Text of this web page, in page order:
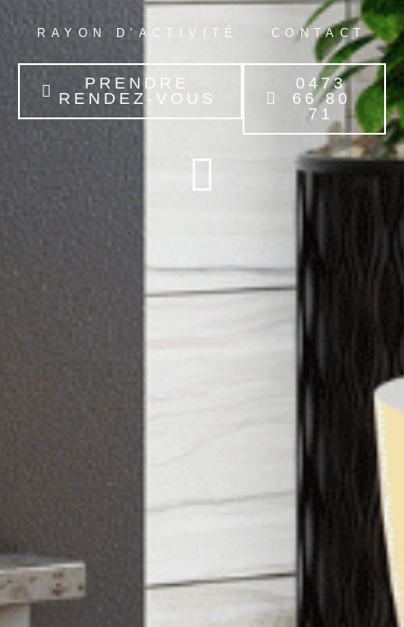
RAYON D’ACTIVITÉ CONTACT
PRENDRE
RENDEZ-VOUS
0473
66 80
71